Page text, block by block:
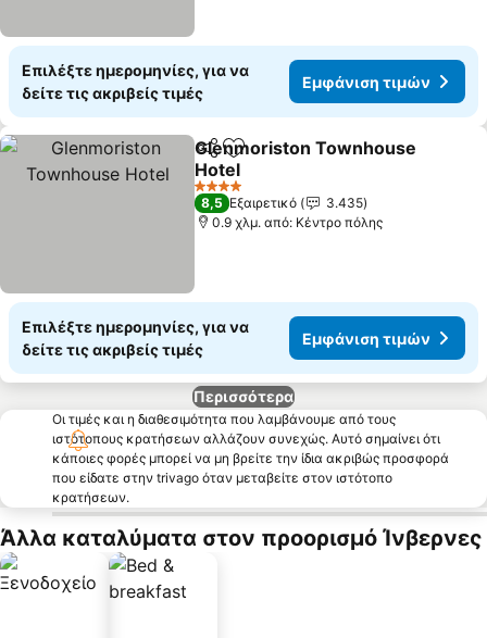
Επιλέξτε ημερομηνίες, για να
δείτε τις ακριβείς τιμές
Εμφάνιση τιμών
Κοινοποίηση
Προσθήκη στα αγαπημένα
Glenmoriston Townhouse
Hotel
4 Αστέρια
8,5 Εξαιρετικό
3.435
0.9 χλμ. από: Κέντρο πόλης
Επιλέξτε ημερομηνίες, για να
δείτε τις ακριβείς τιμές
Εμφάνιση τιμών
Περισσότερα
Οι τιμές και η διαθεσιμότητα που λαμβάνουμε από τους
ιστότοπους κρατήσεων αλλάζουν συνεχώς. Αυτό σημαίνει ότι
κάποιες φορές μπορεί να μη βρείτε την ίδια ακριβώς προσφορά
που είδατε στην trivago όταν μεταβείτε στον ιστότοπο
κρατήσεων.
Άλλα καταλύματα στον προορισμό Ίνβερνες